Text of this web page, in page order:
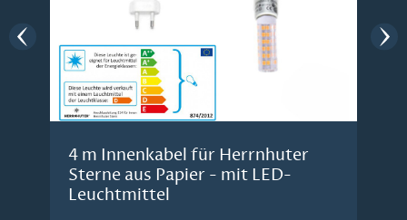
4 m Innenkabel für Herrnhuter
Sterne aus Papier - mit LED-
Leuchtmittel